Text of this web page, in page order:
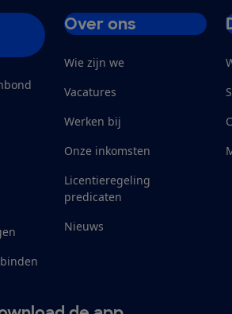
Over ons
Wie zijn we
Vacatures
Werken bij
Onze inkomsten
Licentieregeling
predicaten
Nieuws